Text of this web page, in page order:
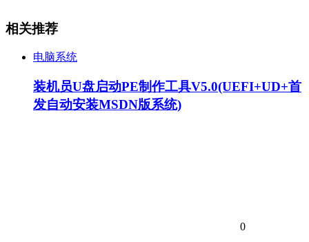
相关推荐
电脑系统
装机员U盘启动PE制作工具V5.0(UEFI+UD+首
发自动安装MSDN版系统)
0